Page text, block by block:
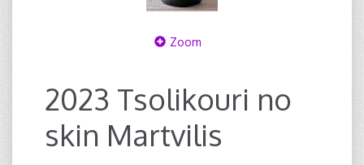
Zoom
2023 Tsolikouri no
skin Martvilis